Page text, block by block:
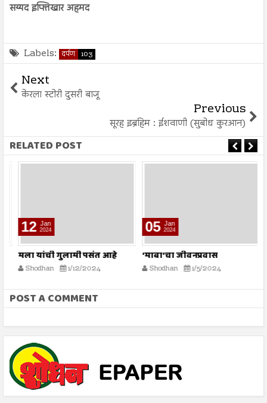
सय्यद इफ्तिखार अहमद
Labels: दर्पण 103
Next
केरला स्टोरी दुसरी बाजू
Previous
सूरह इब्रहिम : ईशवाणी (सुबोध कुरआन)
RELATED POST
12 Jan
2024
मला यांची गुलामी पसंत आहे
Shodhan 1/12/2024
05 Jan
2024
'माबा'चा जीवनप्रवास
Shodhan 1/5/2024
POST A COMMENT